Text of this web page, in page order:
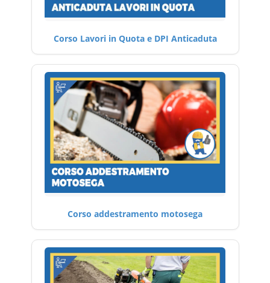
Corso Lavori in Quota e DPI Anticaduta
Corso addestramento motosega